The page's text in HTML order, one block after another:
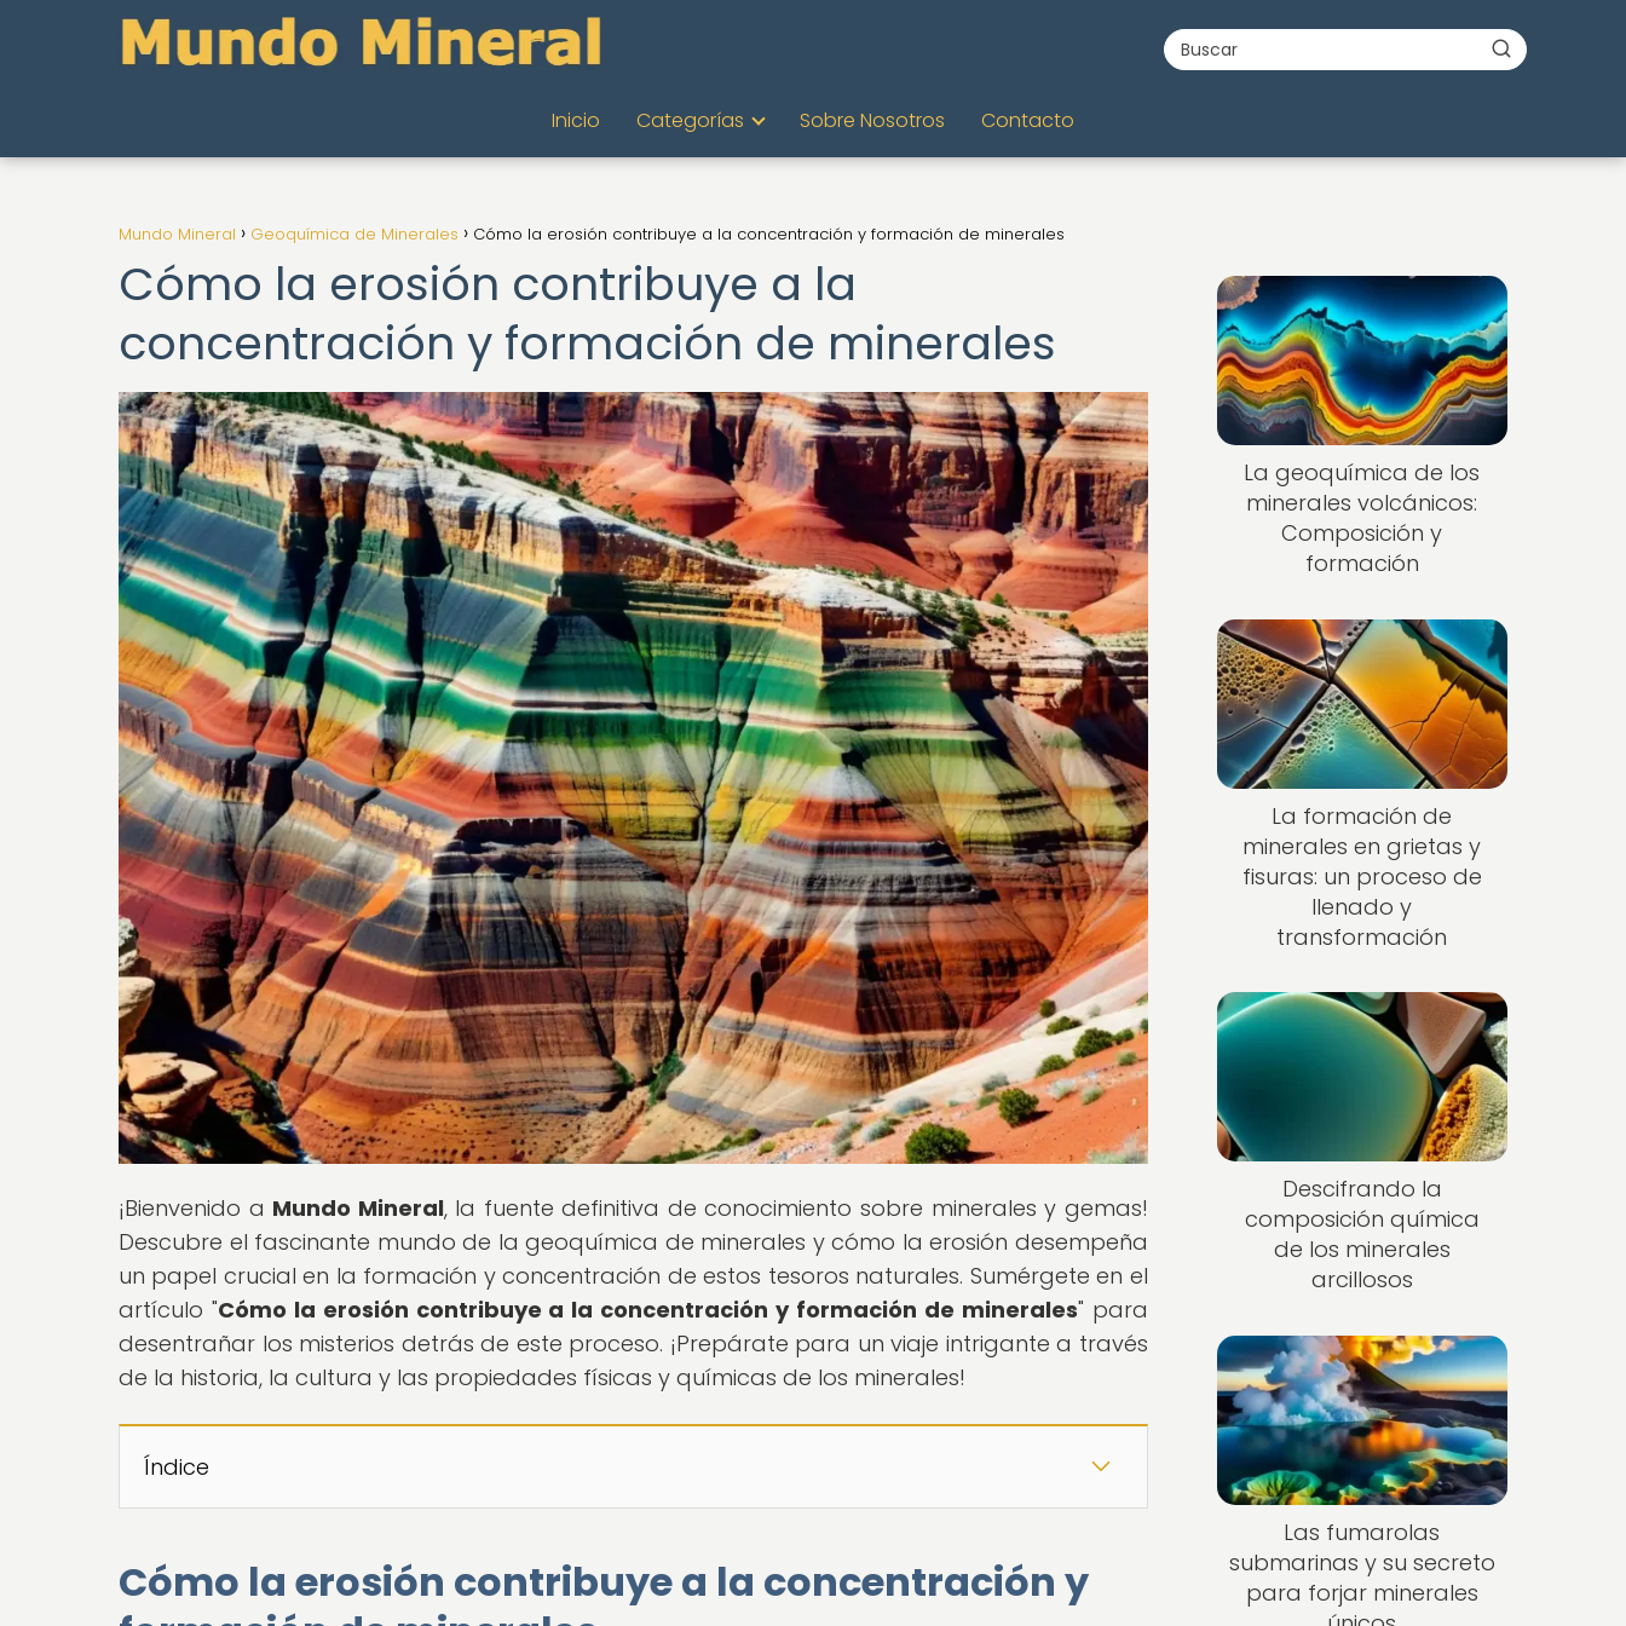
Inicio Categorías Sobre Nosotros Contacto
Mundo Mineral Geoquímica de Minerales Cómo la erosión contribuye a la concentración y formación de minerales
Cómo la erosión contribuye a la
concentración y formación de minerales
¡Bienvenido a Mundo Mineral, la fuente definitiva de conocimiento sobre minerales y gemas!
Descubre el fascinante mundo de la geoquímica de minerales y cómo la erosión desempeña
un papel crucial en la formación y concentración de estos tesoros naturales. Sumérgete en el
artículo "Cómo la erosión contribuye a la concentración y formación de minerales" para
desentrañar los misterios detrás de este proceso. ¡Prepárate para un viaje intrigante a través
de la historia, la cultura y las propiedades físicas y químicas de los minerales!
Índice
Cómo la erosión contribuye a la concentración y
Nuevo
La geoquímica de los
minerales volcánicos:
Composición y
formación
La formación de
minerales en grietas y
fisuras: un proceso de
llenado y
transformación
Descifrando la
composición química
de los minerales
arcillosos
Las fumarolas
submarinas y su secreto
para forjar minerales